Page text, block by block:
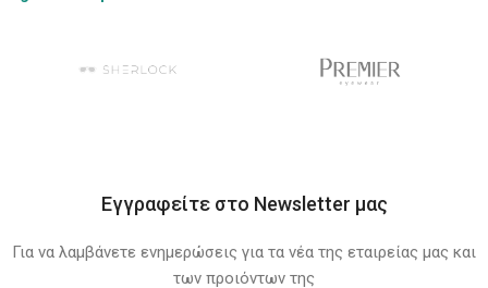
Εγγραφείτε στο Newsletter μας
Για να λαμβάνετε ενημερώσεις για τα νέα της εταιρείας μας και
των προιόντων της